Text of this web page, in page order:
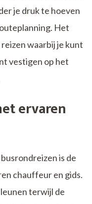
je druk te hoeven
Het
waarbij je kunt
vestigen op het
ervaren
is de
chauffeur en gids.
terwijl de